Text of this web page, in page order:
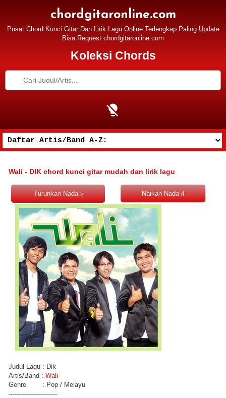
chordgitaronline.com
Pusat Chord Kunci Gitar Dan Lirik Lagu Online Terlengkap Paling Update
Bisa Request chordgitaronline.com
Koleksi Chords
Wali - DIK chord kunci gitar mudah dan lirik lagu
Judul Lagu : Dik
Artis/Band : Wali
Genre : Pop / Melayu
------------------------